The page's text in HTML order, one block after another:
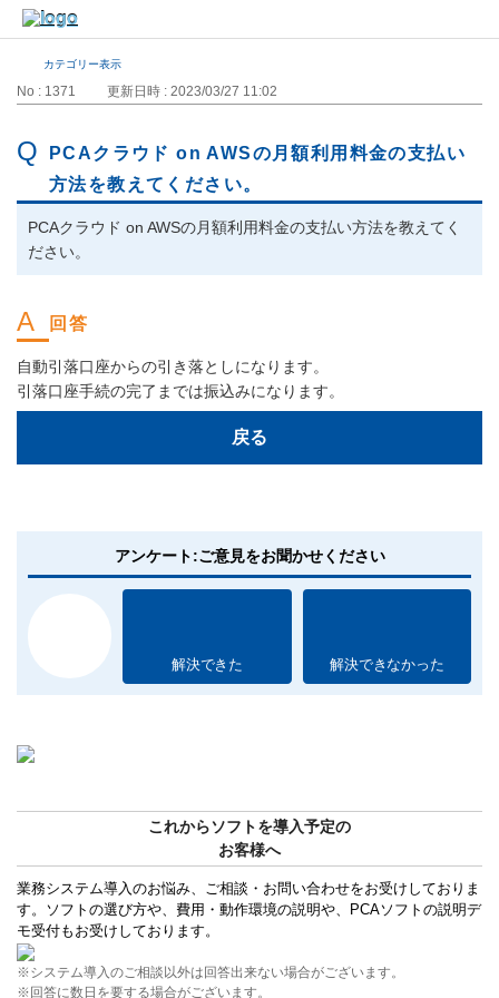
カテゴリー表示
No : 1371 更新日時 : 2023/03/27 11:02
PCAクラウド on AWSの月額利用料金の支払い
方法を教えてください。
PCAクラウド on AWSの月額利用料金の支払い方法を教えてく
ださい。
自動引落口座からの引き落としになります。
引落口座手続の完了までは振込みになります。
戻る
アンケート:ご意見をお聞かせください
解決できた 解決できなかった
これからソフトを導入予定の
お客様へ
業務システム導入のお悩み、ご相談・お問い合わせをお受けしておりま
す。ソフトの選び方や、費用・動作環境の説明や、PCAソフトの説明デ
モ受付もお受けしております。
※システム導入のご相談以外は回答出来ない場合がございます。
※回答に数日を要する場合がございます。